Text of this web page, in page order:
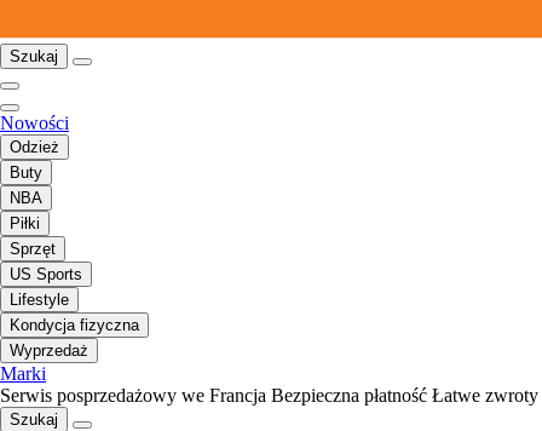
Szukaj
Nowości
Odzież
Buty
NBA
Piłki
Sprzęt
US Sports
Lifestyle
Kondycja fizyczna
Wyprzedaż
Marki
Serwis posprzedażowy we Francja Bezpieczna płatność Łatwe zwroty
Szukaj